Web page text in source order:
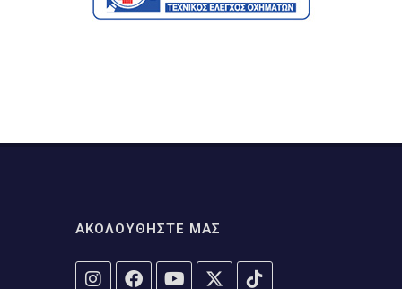
ΑΚΟΛΟΥΘΗΣΤΕ ΜΑΣ